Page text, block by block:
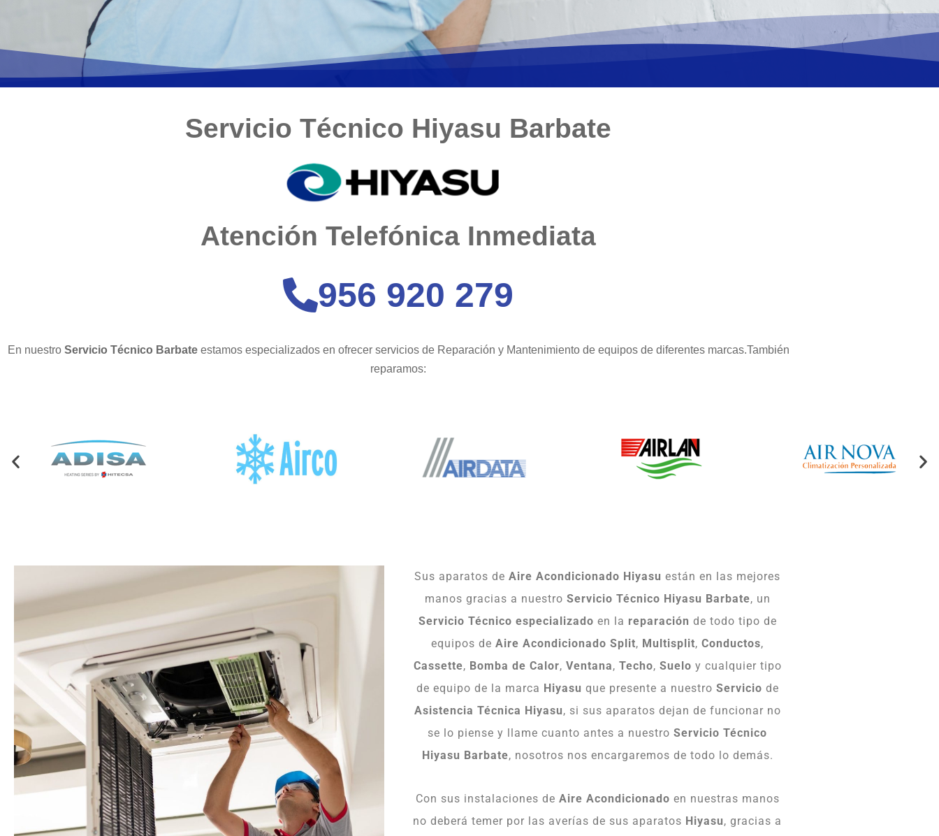
Servicio Técnico Hiyasu Barbate
Atención Telefónica Inmediata
956 920 279
En nuestro Servicio Técnico Barbateestamos especializados en ofrecer servicios de Reparación y Mantenimiento de equipos de diferentes marcas.También
reparamos:
Sus aparatos de Aire Acondicionado Hiyasu están en las mejores
manos gracias a nuestro Servicio Técnico Hiyasu Barbate, un
Servicio Técnico especializado en la reparación de todo tipo de
equipos de Aire Acondicionado Split, Multisplit, Conductos,
Cassette, Bomba de Calor, Ventana, Techo, Suelo y cualquier tipo
de equipo de la marca Hiyasu que presente a nuestro Servicio de
Asistencia Técnica Hiyasu, si sus aparatos dejan de funcionar no
se lo piense y llame cuanto antes a nuestro Servicio Técnico
Hiyasu Barbate, nosotros nos encargaremos de todo lo demás.
Con sus instalaciones de Aire Acondicionado en nuestras manos
no deberá temer por las averías de sus aparatos Hiyasu, gracias a